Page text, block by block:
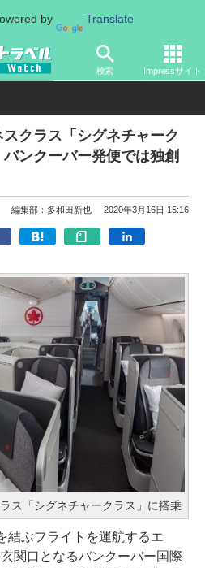
by Translate
検索 Impressサイト
官庁 海外エアライン
クラス「シグネチャーク
ンクーバー発便では独創
編集部：多和田新也 2020年3月16日 15:16
ス「シグネチャークラス」に搭乗
ぶフライトを運航するエ
関口となるバンクーバー国際